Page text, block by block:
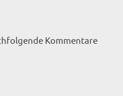
Kommentare